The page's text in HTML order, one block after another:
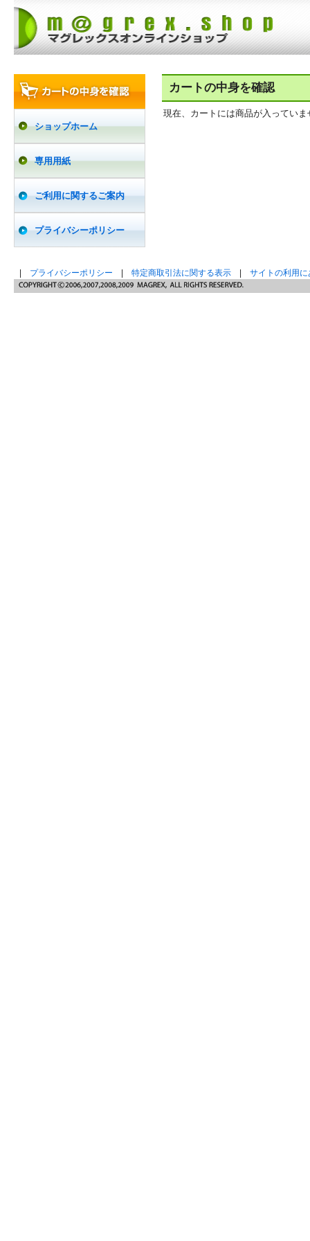
ショップホーム
専用用紙
ご利用に関するご案内
プライバシーポリシー
カートの中身を確認
現在、カートには商品が入っていま
プライバシーポリシー 特定商取引法に関する表示 サイトの利用に